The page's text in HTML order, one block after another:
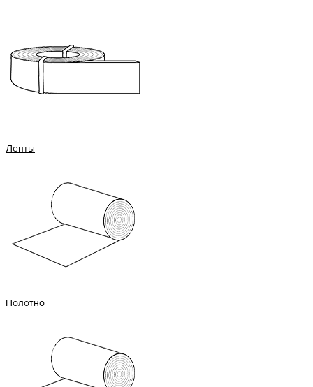
Ленты
Полотно